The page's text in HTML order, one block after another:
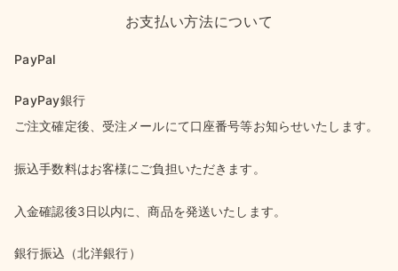
お支払い方法について
PayPal
PayPay銀行
ご注文確定後、受注メールにて口座番号等お知らせいたします。
振込手数料はお客様にご負担いただきます。
入金確認後3日以内に、商品を発送いたします。
銀行振込（北洋銀行）